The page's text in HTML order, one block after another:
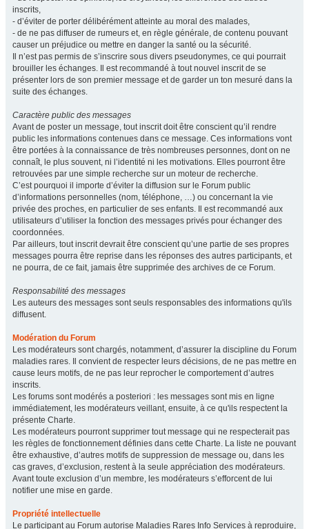
inscrits,
- d’éviter de porter délibérément atteinte au moral des malades,
- de ne pas diffuser de rumeurs et, en règle générale, de contenu pouvant
causer un préjudice ou mettre en danger la santé ou la sécurité.
Il n’est pas permis de s’inscrire sous divers pseudonymes, ce qui pourrait
brouiller les échanges. Il est recommandé à tout nouvel inscrit de se
présenter lors de son premier message et de garder un ton mesuré dans la
suite des échanges.
Caractère public des messages
Avant de poster un message, tout inscrit doit être conscient qu’il rendre
public les informations contenues dans ce message. Ces informations vont
être portées à la connaissance de très nombreuses personnes, dont on ne
connaît, le plus souvent, ni l’identité ni les motivations. Elles pourront être
retrouvées par une simple recherche sur un moteur de recherche.
C’est pourquoi il importe d’éviter la diffusion sur le Forum public
d’informations personnelles (nom, téléphone, …) ou concernant la vie
privée des proches, en particulier de ses enfants. Il est recommandé aux
utilisateurs d’utiliser la fonction des messages privés pour échanger des
coordonnées.
Par ailleurs, tout inscrit devrait être conscient qu’une partie de ses propres
messages pourra être reprise dans les réponses des autres participants, et
ne pourra, de ce fait, jamais être supprimée des archives de ce Forum.
Responsabilité des messages
Les auteurs des messages sont seuls responsables des informations qu'ils
diffusent.
Modération du Forum
Les modérateurs sont chargés, notamment, d’assurer la discipline du Forum
maladies rares. Il convient de respecter leurs décisions, de ne pas mettre en
cause leurs motifs, de ne pas leur reprocher le comportement d’autres
inscrits.
Les forums sont modérés a posteriori : les messages sont mis en ligne
immédiatement, les modérateurs veillant, ensuite, à ce qu'ils respectent la
présente Charte.
Les modérateurs pourront supprimer tout message qui ne respecterait pas
les règles de fonctionnement définies dans cette Charte. La liste ne pouvant
être exhaustive, d’autres motifs de suppression de message ou, dans les
cas graves, d’exclusion, restent à la seule appréciation des modérateurs.
Avant toute exclusion d’un membre, les modérateurs s’efforcent de lui
notifier une mise en garde.
Propriété intellectuelle
Le participant au Forum autorise Maladies Rares Info Services à reproduire,